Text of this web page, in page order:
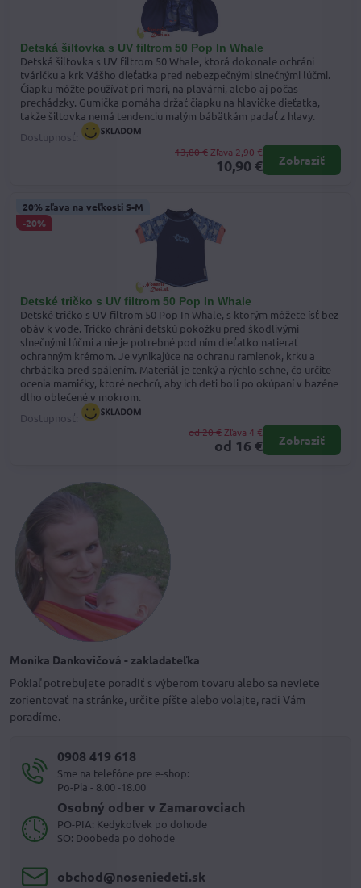
Detská šiltovka s UV filtrom 50 Pop In Whale
Detská šiltovka s UV filtrom 50 Whale, ktorá dokonale ochráni
tváričku a krk Vášho dieťatka pred nebezpečnými slnečnými lúčmi.
Čiapku môžte používať pri mori, na plavárni, alebo aj počas
prechádzky. Gumička pomáha držať čiapku na hlavičke dieťatka,
takže šiltovka nemá tendenciu malým bábätkám padať z hlavy.
Dostupnosť:
10,90 €
13,80 € Zľava 2,90 €
Zobraziť
Detské tričko s UV filtrom 50 Pop In Whale
20% zľava na veľkosti S-M
-20%
Detské tričko s UV filtrom 50 Pop In Whale, s ktorým môžete ísť bez
obáv k vode. Tričko chráni detskú pokožku pred škodlivými
slnečnými lúčmi a nie je potrebné pod ním dieťatko natierať
ochranným krémom. Je vynikajúce na ochranu ramienok, krku a
chrbátika pred spálením. Materiál je tenký a rýchlo schne, čo určite
ocenia mamičky, ktoré nechcú, aby ich deti boli po okúpaní v bazéne
dlho oblečené v mokrom.
Dostupnosť:
od 16 €
od 20 €Zľava 4 €
Zobraziť
Monika Dankovičová - zakladateľka
Pokiaľ potrebujete poradiť s výberom tovaru alebo sa neviete
zorientovať na stránke, určite píšte alebo volajte, radi Vám
poradíme.
0908 419 618
Sme na telefóne pre e-shop:
Po-Pia - 8.00 -18.00
Osobný odber v Zamarovciach
PO-PIA: Kedykoľvek po dohode
SO: Doobeda po dohode
obchod​@noseniedeti​.sk